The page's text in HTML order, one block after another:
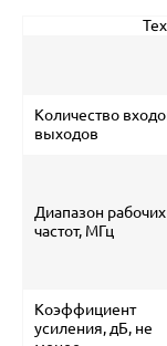
Количество
выходов
Диапазон рабочих
частот, МГц
Коэффициент
усиления, дБ, не